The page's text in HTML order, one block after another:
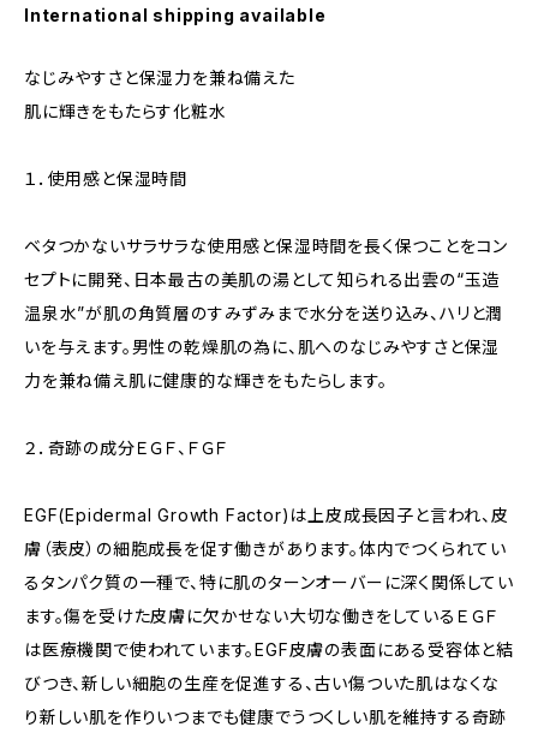
International shipping available
なじみやすさと保湿力を兼ね備えた
肌に輝きをもたらす化粧水
１．使用感と保湿時間
ベタつかないサラサラな使用感と保湿時間を長く保つことをコン
セプトに開発、日本最古の美肌の湯として知られる出雲の“玉造
温泉水”が肌の角質層のすみずみまで水分を送り込み、ハリと潤
いを与えます。男性の乾燥肌の為に、肌へのなじみやすさと保湿
力を兼ね備え肌に健康的な輝きをもたらします。
２．奇跡の成分ＥＧＦ、ＦＧＦ
EGF(Epidermal Growth Factor)は上皮成長因子と言われ、皮
膚（表皮）の細胞成長を促す働きがあります。体内でつくられてい
るタンパク質の一種で、特に肌のターンオーバーに深く関係してい
ます。傷を受けた皮膚に欠かせない大切な働きをしているＥＧＦ
は医療機関で使われています。EGF皮膚の表面にある受容体と結
びつき、新しい細胞の生産を促進する、古い傷ついた肌はなくな
り新しい肌を作りいつまでも健康でうつくしい肌を維持する奇跡